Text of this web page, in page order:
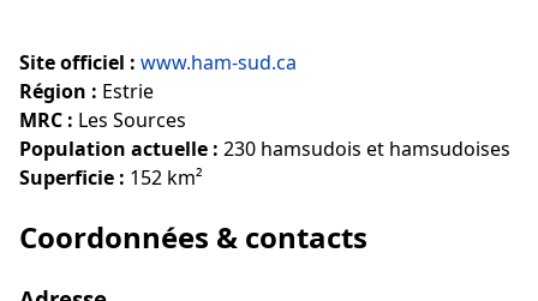
Site officiel : www.ham-sud.ca
Région : Estrie
MRC : Les Sources
Population actuelle : 230 hamsudois et hamsudoises
Superficie : 152 km²
Coordonnées & contacts